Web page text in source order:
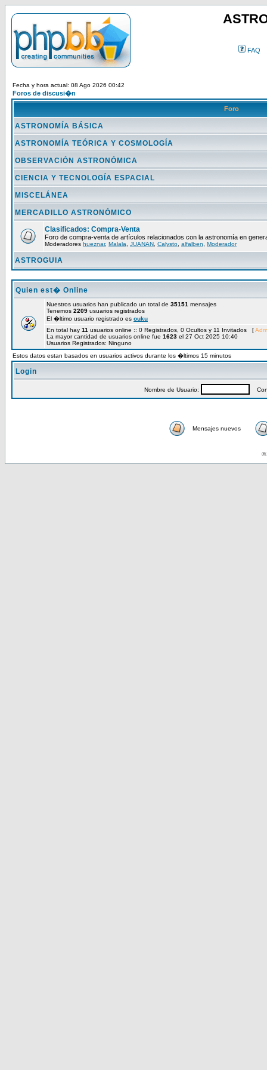
FAQ
Fecha y hora actual: 08 Ago 2026 00:42
Foros de discusi�n
Foro
ASTRONOMÍA BÁSICA
ASTRONOMÍA TEÓRICA Y COSMOLOGÍA
OBSERVACIÓN ASTRONÓMICA
CIENCIA Y TECNOLOGÍA ESPACIAL
MISCELÁNEA
MERCADILLO ASTRONÓMICO
Clasificados: Compra-Venta
Foro de compra-venta de artículos relacionados con la astronomía en
Moderadores hueznar, Malala JUANAN Calysto alfalben Moderador
ASTROGUIA
Quien est� Online
Nuestros usuarios han publicado un total de 35151 mensajes
Tenemos 2209 usuarios registrados
El �ltimo usuario registrado es ouku
En total hay 11 usuarios online :: 0 Registrados, 0 Ocultos y 11 Invitados [
La mayor cantidad de usuarios online fue 1623 el 27 Oct 2025 10:40
Usuarios Registrados: Ninguno
Estos datos estan basados en usuarios activos durante los �ltimos 15 minutos
Login
Nombre de Usuario:
Mensajes nuevos
©